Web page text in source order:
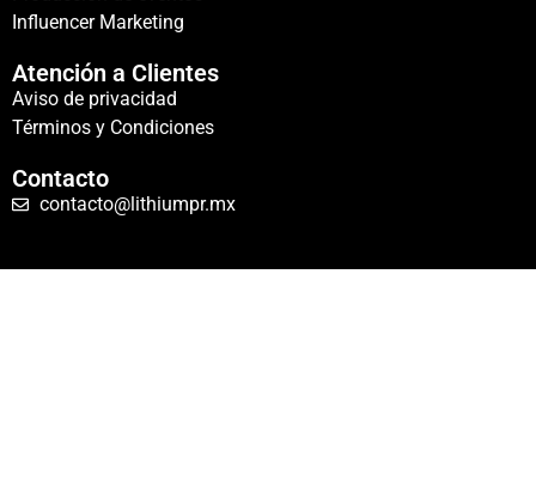
Influencer Marketing
Atención a Clientes
Aviso de privacidad
Términos y Condiciones
Contacto
contacto@lithiumpr.mx